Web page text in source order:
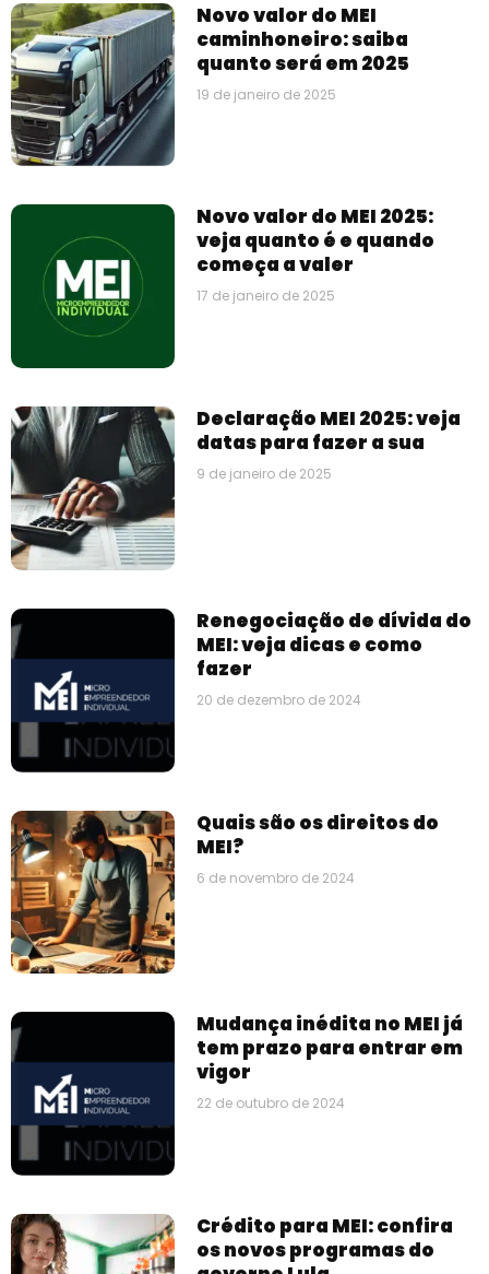
Novo valor do MEI
caminhoneiro: saiba
quanto será em 2025
19 de janeiro de 2025
Novo valor do MEI 2025:
veja quanto é e quando
começa a valer
17 de janeiro de 2025
Declaração MEI 2025: veja
datas para fazer a sua
9 de janeiro de 2025
Renegociação de dívida do
MEI: veja dicas e como
fazer
20 de dezembro de 2024
Quais são os direitos do
MEI?
6 de novembro de 2024
Mudança inédita no MEI já
tem prazo para entrar em
vigor
22 de outubro de 2024
Crédito para MEI: confira
os novos programas do